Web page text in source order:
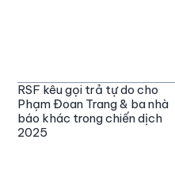
RSF kêu gọi trả tự do cho
Phạm Đoan Trang & ba nhà
báo khác trong chiến dịch
2025